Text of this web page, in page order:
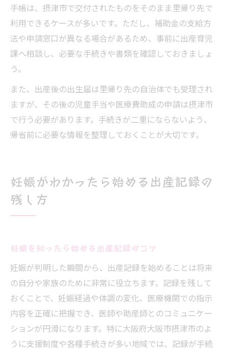
手帳は、摂津市で交付されたものをそのまま里帰り先で
利用できるケースが多いです。ただし、補助金の支給方
法や申請窓口が異なる場合があるため、事前に出産育児
課へ相談し、必要な手続きや書類を確認しておきましょ
う。
また、出産後の出生届は里帰り先の自治体でも受理され
ますが、その後の児童手当や医療費助成の申請は摂津市
で行う必要があります。手続きが二重にならないよう、
帰省前に必要な情報を整理しておくことが大切です。
妊娠がわかったら始める出産記録の
残し方
妊娠を知ったら始める出産記録のコツ
妊娠が判明した瞬間から、出産記録を始めることは将来
の自分や家族のために非常に役立ちます。記録を残して
おくことで、妊娠経過や体調の変化、医療機関での指示
内容を正確に把握でき、医師や助産師とのコミュニケー
ションが円滑になります。特に大阪府大阪市摂津市のよ
うに支援制度や各種手続きが多い地域では、記録が手続